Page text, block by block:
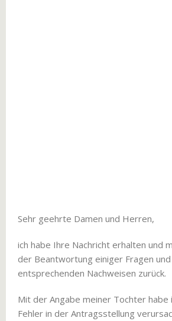
Sehr geehrte Damen und Herren,
ich habe Ihre Nachricht erhalten und
der Beantwortung einiger Fragen
entsprechenden Nachweisen zurück.
Mit der Angabe meiner Tochter habe
Fehler in der Antragsstellung